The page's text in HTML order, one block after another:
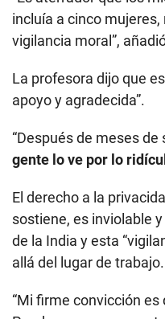
incluía a cinco
vigilancia moral”,
La profesora dijo que
apoyo y agradecida”.
“Después de meses
gente lo ve por lo
El derecho a la
sostiene, es inviolable
de la India y esta
allá del lugar de trabajo.
“Mi firme convicción